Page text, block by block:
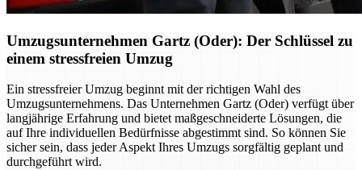
Umzugsunternehmen Gartz (Oder): Der Schlüssel zu
einem stressfreien Umzug
Ein stressfreier Umzug beginnt mit der richtigen Wahl des
Umzugsunternehmens. Das Unternehmen Gartz (Oder) verfügt über
langjährige Erfahrung und bietet maßgeschneiderte Lösungen, die
auf Ihre individuellen Bedürfnisse abgestimmt sind. So können Sie
sicher sein, dass jeder Aspekt Ihres Umzugs sorgfältig geplant und
durchgeführt wird.